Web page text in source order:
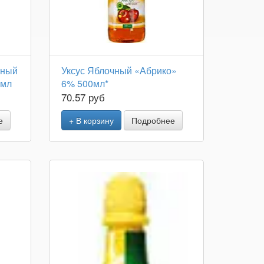
Уксус Яблочный «Абрико»
6% 500мл*
70.57 руб
+ В корзину Подробнее